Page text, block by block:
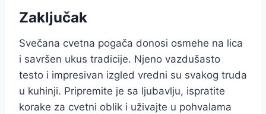
Zaključak
Svečana cvetna pogača donosi osmehe na lica
i savršen ukus tradicije. Njeno vazdušasto
testo i impresivan izgled vredni su svakog truda
u kuhinji. Pripremite je sa ljubavlju, ispratite
korake za cvetni oblik i uživajte u pohvalama